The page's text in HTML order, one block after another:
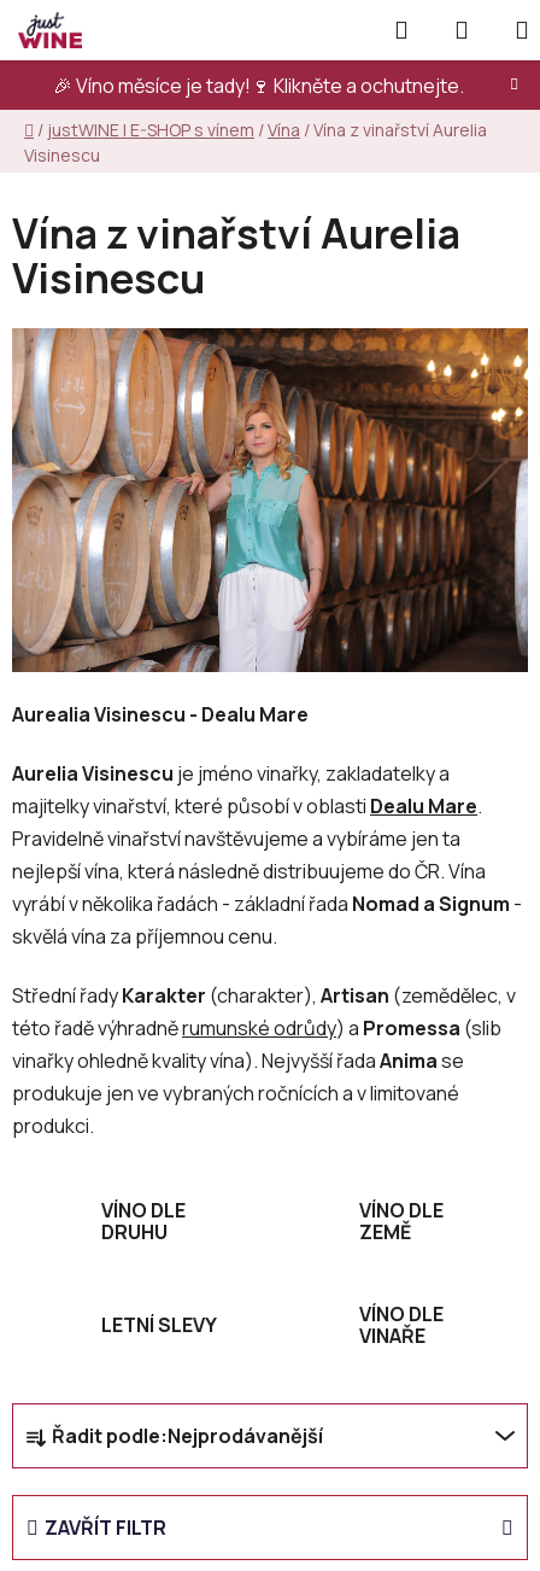
Přejít
na
obsah
🎉 Víno měsíce je tady!🍷 Klikněte a ochutnejte.
Hledat
KOŠÍK
Domů
/ justWINE | E-SHOP s vínem /Vína /Vína z vinařství Aurelia
Visinescu
Vína z vinařství Aurelia
Visinescu
Aurealia Visinescu - Dealu Mare
Aurelia Visinescu je jméno vinařky, zakladatelky a
majitelky vinařství, které působí v oblasti Dealu Mare.
Pravidelně vinařství navštěvujeme a vybíráme jen ta
nejlepší vína, která následně distribuujeme do ČR. Vína
vyrábí v několika řadách - základní řada Nomad a Signum -
skvělá vína za příjemnou cenu.
Střední řadyKarakter (charakter), Artisan (zemědělec, v
této řadě výhradněrumunské odrůdy) a Promessa (slib
vinařky ohledně kvality vína). Nejvyšší řadaAnimase
produkuje jen ve vybraných ročnících a v limitované
produkci.
VÍNO DLE
DRUHU
VÍNO DLE
ZEMĚ
LETNÍ SLEVY
VÍNO DLE
VINAŘE
Ř
a
z
n
Řadit podle:Nejprodávanější
ZAVŘÍT FILTR